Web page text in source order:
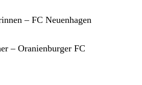
– FC Neuenhagen
– Oranienburger FC